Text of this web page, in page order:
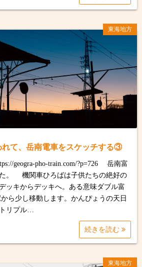
東海地方
れて、岳南電車をスケッチする③
geogra-pho-train.com/?p=726 岳南富
。 機関車ひろばは子供たちの絶好の
ッキからデッキへ。ある意味ダブル富
ら少し移動します。かんぴょうの天日
リプル…
続きを読む
東海地方